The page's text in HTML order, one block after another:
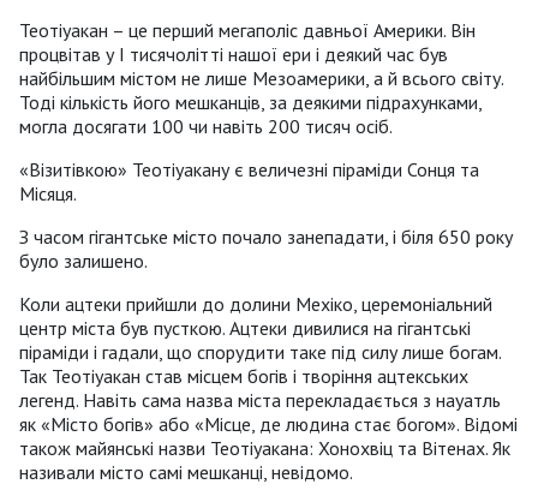
Теотіуакан – це перший мегаполіс давньої Америки. Він
процвітав у І тисячолітті нашої ери і деякий час був
найбільшим містом не лише Мезоамерики, а й всього світу.
Тоді кількість його мешканців, за деякими підрахунками,
могла досягати 100 чи навіть 200 тисяч осіб.
«Візитівкою» Теотіуакану є величезні піраміди Сонця та
Місяця.
З часом гігантське місто почало занепадати, і біля 650 року
було залишено.
Коли ацтеки прийшли до долини Мехіко, церемоніальний
центр міста був пусткою. Ацтеки дивилися на гігантські
піраміди і гадали, що спорудити таке під силу лише богам.
Так Теотіуакан став місцем богів і творіння ацтекських
легенд. Навіть сама назва міста перекладається з науатль
як «Місто богів» або «Місце, де людина стає богом». Відомі
також майянські назви Теотіуакана: Хонохвіц та Вітенах. Як
називали місто самі мешканці, невідомо.